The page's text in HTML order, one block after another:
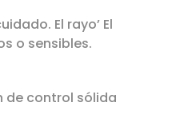
El rayo’ El
o sensibles.
de control sólida